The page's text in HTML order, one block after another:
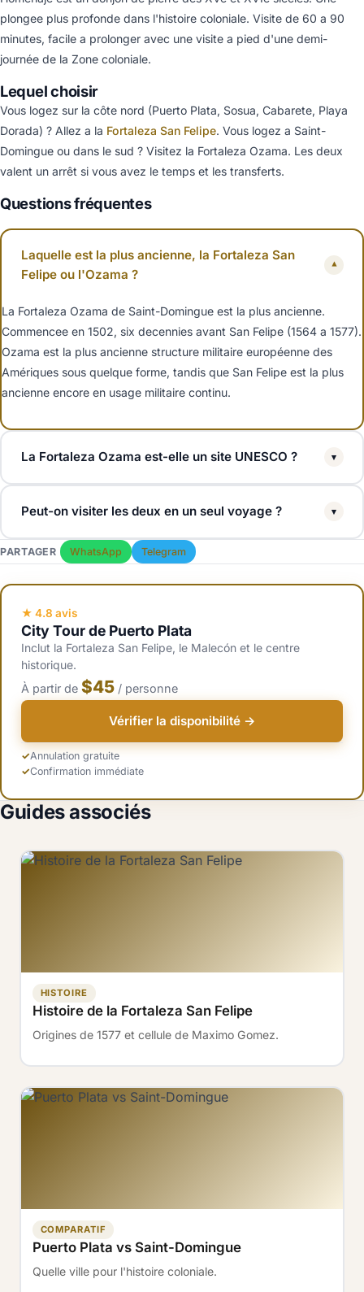
plongee plus profonde dans l'histoire coloniale. Visite de 60 a 90
minutes, facile a prolonger avec une visite a pied d'une demi-
journée de la Zone coloniale.
Lequel choisir
Vous logez sur la côte nord (Puerto Plata, Sosua, Cabarete, Playa
Dorada) ? Allez a la Fortaleza San Felipe. Vous logez a Saint-
Domingue ou dans le sud ? Visitez la Fortaleza Ozama. Les deux
valent un arrêt si vous avez le temps et les transferts.
Questions fréquentes
Laquelle est la plus ancienne, la Fortaleza San
Felipe ou l'Ozama ?
▾
La Fortaleza Ozama de Saint-Domingue est la plus ancienne.
Commencee en 1502, six decennies avant San Felipe (1564 a 1577).
Ozama est la plus ancienne structure militaire européenne des
Amériques sous quelque forme, tandis que San Felipe est la plus
ancienne encore en usage militaire continu.
La Fortaleza Ozama est-elle un site UNESCO ? ▾
Oui. La Fortaleza Ozama fait partie de la Ville coloniale de Saint-
Domingue, inscrite par l'UNESCO en 1990. La Fortaleza San Felipe
de Puerto Plata est un monument national dominicain mais pas
UNESCO.
Peut-on visiter les deux en un seul voyage ? ▾
Oui, mais elles sont a 3,5 heures l'une de l'autre. La plupart des
voyageurs choisissent en fonction de leur lieu de sejour. Les
croisieristes de Puerto Plata et les clients tout-inclus de la côte nord
visitent San Felipe. Les visiteurs de Saint-Domingue et des resorts
du sud visitent Ozama.
PARTAGER WhatsApp Telegram
★ 4.8 avis
City Tour de Puerto Plata
Inclut la Fortaleza San Felipe, le Malecón et le centre
historique.
À partir de $45 / personne
Vérifier la disponibilité →
Annulation gratuite
Confirmation immédiate
Guides associés
HISTOIRE
Histoire de la Fortaleza San Felipe
Origines de 1577 et cellule de Maximo Gomez.
COMPARATIF
Puerto Plata vs Saint-Domingue
Quelle ville pour l'histoire coloniale.